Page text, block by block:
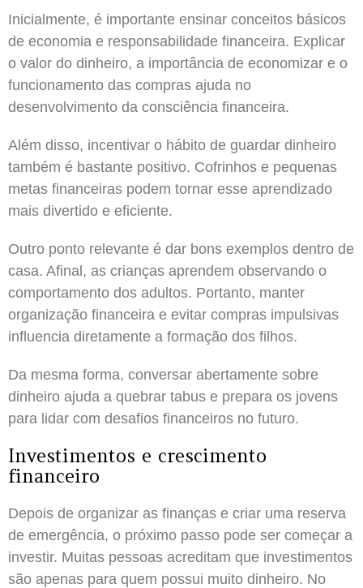
Inicialmente, é importante ensinar conceitos básicos
de economia e responsabilidade financeira. Explicar
o valor do dinheiro, a importância de economizar e o
funcionamento das compras ajuda no
desenvolvimento da consciência financeira.
Além disso, incentivar o hábito de guardar dinheiro
também é bastante positivo. Cofrinhos e pequenas
metas financeiras podem tornar esse aprendizado
mais divertido e eficiente.
Outro ponto relevante é dar bons exemplos dentro de
casa. Afinal, as crianças aprendem observando o
comportamento dos adultos. Portanto, manter
organização financeira e evitar compras impulsivas
influencia diretamente a formação dos filhos.
Da mesma forma, conversar abertamente sobre
dinheiro ajuda a quebrar tabus e prepara os jovens
para lidar com desafios financeiros no futuro.
Investimentos e crescimento
financeiro
Depois de organizar as finanças e criar uma reserva
de emergência, o próximo passo pode ser começar a
investir. Muitas pessoas acreditam que investimentos
são apenas para quem possui muito dinheiro. No